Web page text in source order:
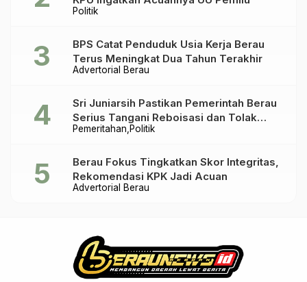
Politik
Advertorial Berau
BPS Catat Penduduk Usia Kerja Berau
Terus Meningkat Dua Tahun Terakhir
Pemeritahan Politik
Sri Juniarsih Pastikan Pemerintah Berau
Serius Tangani Reboisasi dan Tolak
Praktik Ilegal
Advertorial Berau
Berau Fokus Tingkatkan Skor Integritas,
Rekomendasi KPK Jadi Acuan